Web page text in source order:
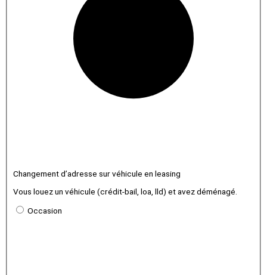
Changement d’adresse sur véhicule en leasing
Vous louez un véhicule (crédit-bail, loa, lld) et avez déménagé.
Occasion